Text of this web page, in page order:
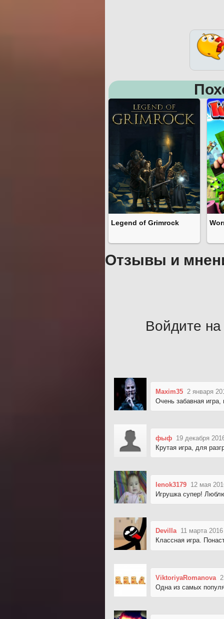
Legend of Grimrock
Отзывы и
Войдите на
Maxim35 2 января
Очень забавная
фыф 19 декабря
Крутая игра, для
lenok3179 12 мая
Игрушка супер!
Devilla 11 марта
Классная игра.
ViktoriyaRomanova
Одна из самых